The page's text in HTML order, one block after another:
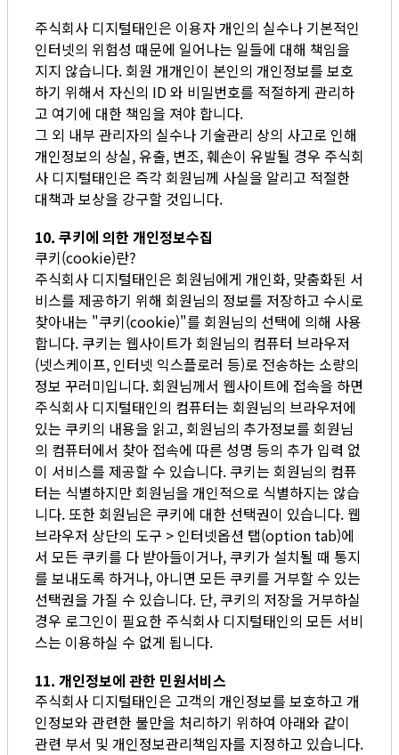
주식회사 디지털태인은 이용자 개인의 실수나 기본적인
인터넷의 위험성 때문에 일어나는 일들에 대해 책임을
지지 않습니다. 회원 개개인이 본인의 개인정보를 보호
하기 위해서 자신의 ID 와 비밀번호를 적절하게 관리하
고 여기에 대한 책임을 져야 합니다.
그 외 내부 관리자의 실수나 기술관리 상의 사고로 인해
개인정보의 상실, 유출, 변조, 훼손이 유발될 경우 주식회
사 디지털태인은 즉각 회원님께 사실을 알리고 적절한
대책과 보상을 강구할 것입니다.
10. 쿠키에 의한 개인정보수집
쿠키(cookie)란?
주식회사 디지털태인은 회원님에게 개인화, 맞춤화된 서
비스를 제공하기 위해 회원님의 정보를 저장하고 수시로
찾아내는 "쿠키(cookie)"를 회원님의 선택에 의해 사용
합니다. 쿠키는 웹사이트가 회원님의 컴퓨터 브라우저
(넷스케이프, 인터넷 익스플로러 등)로 전송하는 소량의
정보 꾸러미입니다. 회원님께서 웹사이트에 접속을 하면
주식회사 디지털태인의 컴퓨터는 회원님의 브라우저에
있는 쿠키의 내용을 읽고, 회원님의 추가정보를 회원님
의 컴퓨터에서 찾아 접속에 따른 성명 등의 추가 입력 없
이 서비스를 제공할 수 있습니다. 쿠키는 회원님의 컴퓨
터는 식별하지만 회원님을 개인적으로 식별하지는 않습
니다. 또한 회원님은 쿠키에 대한 선택권이 있습니다. 웹
브라우저 상단의 도구 > 인터넷옵션 탭(option tab)에
서 모든 쿠키를 다 받아들이거나, 쿠키가 설치될 때 통지
를 보내도록 하거나, 아니면 모든 쿠키를 거부할 수 있는
선택권을 가질 수 있습니다. 단, 쿠키의 저장을 거부하실
경우 로그인이 필요한 주식회사 디지털태인의 모든 서비
스는 이용하실 수 없게 됩니다.
11. 개인정보에 관한 민원서비스
주식회사 디지털태인은 고객의 개인정보를 보호하고 개
인정보와 관련한 불만을 처리하기 위하여 아래와 같이
관련 부서 및 개인정보관리책임자를 지정하고 있습니다.